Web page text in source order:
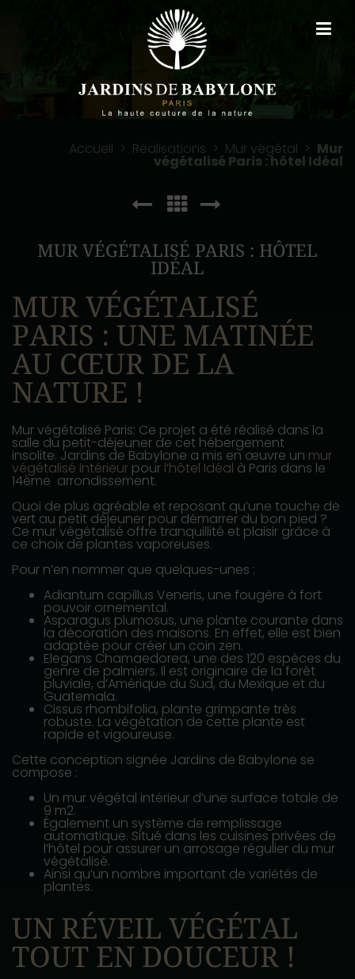
Accueil > Réalisations > Mur végétal > Mur
végétalisé Paris : hôtel Idéal
MUR VÉGÉTALISÉ PARIS : HÔTEL
IDÉAL
MUR VÉGÉTALISÉ
PARIS : UNE MATINÉE
AU CŒUR DE LA
NATURE !
Mur végétalisé Paris: Ce projet a été réalisé dans la
salle du petit-déjeuner de cet hébergement
insolite. Jardins de Babylone a mis en œuvre un mur
végétalisé intérieur pour l’hôtel Idéal à Paris dans le
14ème arrondissement.
Quoi de plus agréable et reposant qu’une touche de
vert au petit déjeuner pour démarrer du bon pied ?
Ce mur végétalisé offre tranquillité et plaisir grâce à
ce choix de plantes vaporeuses.
Pour n’en nommer que quelques-unes :
Adiantum capillus Veneris, une fougère à fort
pouvoir ornemental.
Asparagus plumosus, une plante courante dans
la décoration des maisons. En effet, elle est bien
adaptée pour créer un coin zen.
Elegans Chamaedorea, une des 120 espèces du
genre de palmiers. Il est originaire de la forêt
pluviale, d’Amérique du Sud, du Mexique et du
Guatemala.
Cissus rhombifolia, plante grimpante très
robuste. La végétation de cette plante est
rapide et vigoureuse.
Cette conception signée Jardins de Babylone se
compose :
Un mur végétal intérieur d’une surface totale de
9 m2.
Également un système de remplissage
automatique. Situé dans les cuisines privées de
l’hôtel pour assurer un arrosage régulier du mur
végétalisé.
Ainsi qu’un nombre important de variétés de
plantes.
UN RÉVEIL VÉGÉTAL
TOUT EN DOUCEUR !